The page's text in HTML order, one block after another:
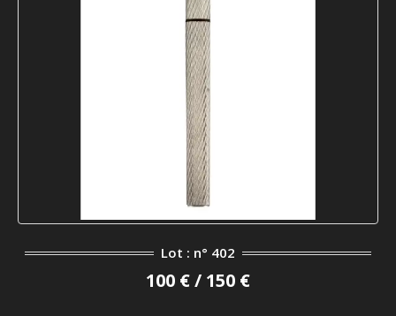
Lot : n° 402
100 € / 150 €